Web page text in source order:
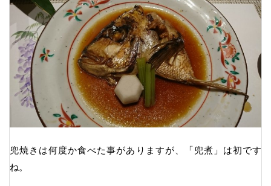
兜焼きは何度か食べた事がありますが、「兜煮」は初です
ね。